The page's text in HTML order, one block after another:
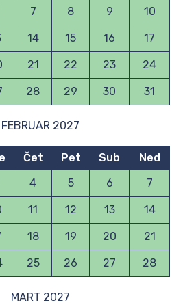
7 8 9 10
14 15 16 17
21 22 23 24
28 29 30 31
FEBRUAR 2027
Čet Pet Sub
Ned
4 5 6 7
11 12 13 14
18 19 20 21
25 26 27 28
MART 2027